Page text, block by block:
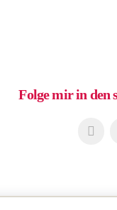
Folge mir in den